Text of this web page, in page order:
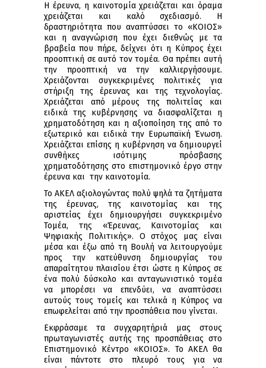
Η έρευνα, η καινοτομία χρειάζεται και όραμα
χρειάζεται και καλό σχεδιασμό. Η
δραστηριότητα που αναπτύσσει το «ΚΟΙΟΣ»
και η αναγνώριση που έχει διεθνώς με τα
βραβεία που πήρε, δείχνει ότι η Κύπρος έχει
προοπτική σε αυτό τον τομέα. Θα πρέπει αυτή
την προοπτική να την καλλιεργήσουμε.
Χρειάζονται συγκεκριμένες πολιτικές για
στήριξη της έρευνας και της τεχνολογίας.
Χρειάζεται από μέρους της πολιτείας και
ειδικά της κυβέρνησης να διασφαλίζεται η
χρηματοδότηση και η αξιοποίηση της από το
εξωτερικό και ειδικά την Ευρωπαϊκή Ένωση.
Χρειάζεται επίσης η κυβέρνηση να δημιουργεί
συνθήκες ισότιμης πρόσβασης
χρηματοδότησης στο επιστημονικό έργο στην
έρευνα και την καινοτομία.
Το ΑΚΕΛ αξιολογώντας πολύ ψηλά τα ζητήματα
της έρευνας, της καινοτομίας και της
αριστείας έχει δημιουργήσει συγκεκριμένο
Τομέα, της «Έρευνας, Καινοτομίας και
Ψηφιακής Πολιτικής». Ο στόχος μας είναι
μέσα και έξω από τη Βουλή να λειτουργούμε
προς την κατεύθυνση δημιουργίας του
απαραίτητου πλαισίου έτσι ώστε η Κύπρος σε
ένα πολύ δύσκολο και ανταγωνιστικό τομέα
να μπορέσει να επενδύει, να αναπτύσσει
αυτούς τους τομείς και τελικά η Κύπρος να
επωφελείται από την προσπάθεια που γίνεται.
Εκφράσαμε τα συγχαρητήριά μας στους
πρωταγωνιστές αυτής της προσπάθειας στο
Επιστημονικό Κέντρο «ΚΟΙΟΣ». Το ΑΚΕΛ θα
είναι πάντοτε στο πλευρό τους για να